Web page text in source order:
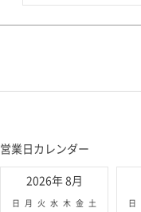
営業日カレンダー
2026年 8月
日 月 火 水 木 金
土
日